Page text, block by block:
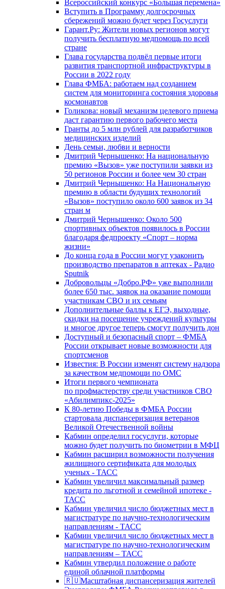
Всероссийский конкурс «Большая перемена»
Вступить в Программу долгосрочных
сбережений можно будет через Госуслуги
Гарант.Ру: Жители новых регионов могут
получить бесплатную медпомощь по всей
стране
Глава государства подвёл первые итоги
развития транспортной инфраструктуры в
России в 2022 году
Глава ФМБА: работаем над созданием
систем для мониторинга состояния здоровья
космонавтов
Голикова: новый механизм целевого приема
даст гарантию первого рабочего места
Гранты до 5 млн рублей для разработчиков
медицинских изделий
День семьи, любви и верности
Дмитрий Чернышенко: На национальную
премию «Вызов» уже поступили заявки из
50 регионов России и более чем 30 стран
Дмитрий Чернышенко: На Национальную
премию в области будущих технологий
«Вызов» поступило около 600 заявок из 34
стран м
Дмитрий Чернышенко: Около 500
спортивных объектов появилось в России
благодаря федпроекту «Спорт – норма
жизни»
До конца года в России могут узаконить
производство препаратов в аптеках - Радио
Sputnik
Добровольцы «Добро.РФ» уже выполнили
более 650 тыс. заявок на оказание помощи
участникам СВО и их семьям
Дополнительные баллы к ЕГЭ, выходные,
скидки на посещение учреждений культуры
и многое другое теперь смогут получить дон
Доступный и безопасный спорт – ФМБА
России открывает новые возможности для
спортсменов
Известия: В России изменят систему надзора
за качеством медпомощи по ОМС
Итоги первого чемпионата
по профмастерству среди участников СВО
«Абилимпикс-2025»
К 80-летию Победы в ФМБА России
стартовала диспансеризация ветеранов
Великой Отечественной войны
Кабмин определил госуслуги, которые
можно будет получить по биометрии в МФЦ
Кабмин расширил возможности получения
жилищного сертификата для молодых
ученых - ТАСС
Кабмин увеличил максимальный размер
кредита по льготной и семейной ипотеке -
ТАСС
Кабмин увеличил число бюджетных мест в
магистратуре по научно-технологическим
направлениям - ТАСС
Кабмин увеличил число бюджетных мест в
магистратуре по научно-технологическим
направлениям – ТАСС
Кабмин утвердил положение о работе
единой облачной платформы
🇷🇺Масштабная диспансеризация жителей